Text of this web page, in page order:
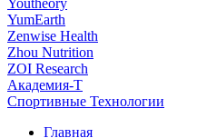
YumEarth
Zenwise Health
Zhou Nutrition
ZOI Research
Академия-Т
Спортивные Технологии
Главная